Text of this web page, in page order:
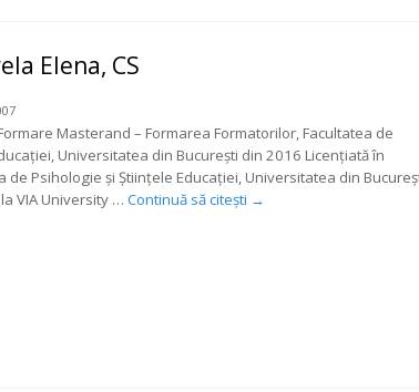
Elena, CS
Masterand – Formarea Formatorilor, Facultatea de
Universitatea din București din 2016 Licențiată în
de Psihologie și Științele Educației, Universitatea din
VIA University … Continuă să citești →